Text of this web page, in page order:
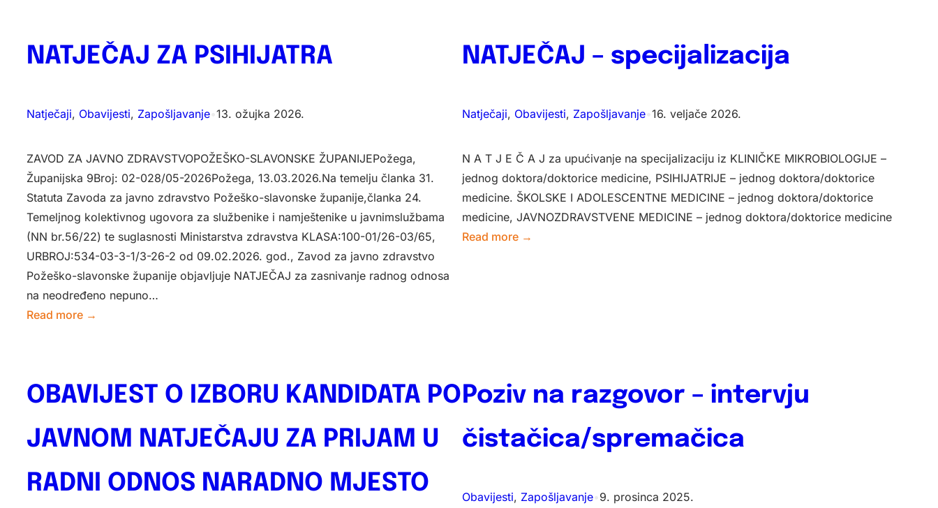
SANITARNOG
–
u
DDD,
za
NATJEČAJ ZA PSIHIJATRA
Natječaji, Obavijesti, Zapošljavanje 13. ožujka 2026.
ZAVOD ZA JAVNO ZDRAVSTVOPOŽEŠKO-SLAVONSKE ŽUPANIJEPožega,
Županijska 9Broj: 02-028/05-2026Požega, 13.03.2026.Na temelju članka 31.
Statuta Zavoda za javno zdravstvo Požeško-slavonske županije,članka 24.
Temeljnog kolektivnog ugovora za službenike i namještenike u javnimslužbama
(NN br.56/22) te suglasnosti Ministarstva zdravstva KLASA:100-01/26-03/65,
URBROJ:534-03-3-1/3-26-2 od 09.02.2026. god., Zavod za javno zdravstvo
Požeško-slavonske županije objavljuje NATJEČAJ za zasnivanje radnog odnosa
na neodređeno nepuno…
Read more →
NATJEČAJ – specijalizacija
Natječaji, Obavijesti, Zapošljavanje 16. veljače 2026.
N A T J E Č A J za upućivanje na specijalizaciju iz­ KLINIČKE MIKROBIOLOGIJE –
jednog doktora/doktorice medicine,­ PSIHIJATRIJE – jednog doktora/doktorice
medicine.­ ŠKOLSKE I ADOLESCENTNE MEDICINE – jednog doktora/doktorice
medicine,­ JAVNOZDRAVSTVENE MEDICINE – jednog doktora/doktorice medicine
Read more →
OBAVIJEST O IZBORU KANDIDATA PO
JAVNOM NATJEČAJU ZA PRIJAM U
RADNI ODNOS NARADNO MJESTO
Poziv na razgovor – intervju
čistačica/spremačica
Obavijesti, Zapošljavanje 9. prosinca 2025.